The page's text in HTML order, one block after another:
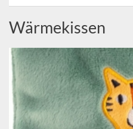
Wärmekissen